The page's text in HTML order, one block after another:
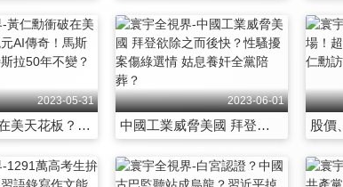
2023-05-31
黃仁勳衝破在美天花板？寫兆元AI傳奇！馬斯克進京能保特斯拉50年不變？
2023-06-01
中國工業威脅美國 拜登欲除之而後快？性騷擾案傷綠選情 姑息養奸全黨陪葬？